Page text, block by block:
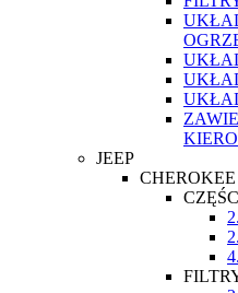
JEEP
CHEROKEE